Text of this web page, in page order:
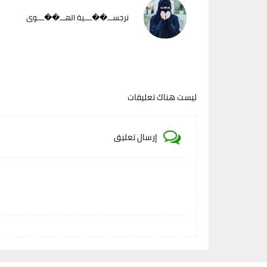
نرجســـ��ــــية الهـــ��ــــوى
ليست هناك تعليقات
إرسال تعليق